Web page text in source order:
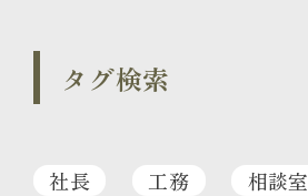
タグ検索
社長 工務 相談室